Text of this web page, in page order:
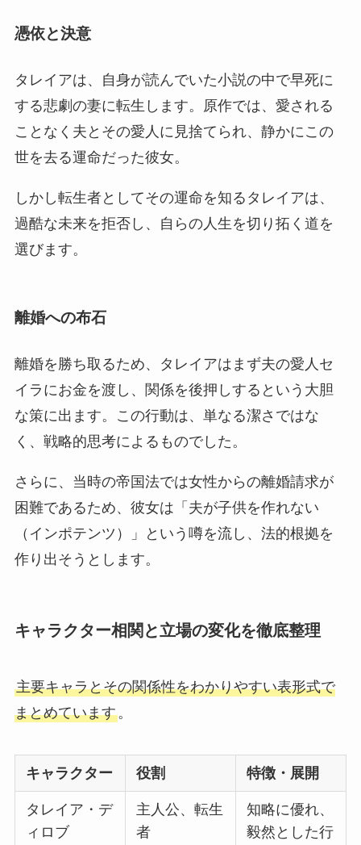
憑依と決意
タレイアは、自身が読んでいた小説の中で早死に
する悲劇の妻に転生します。原作では、愛される
ことなく夫とその愛人に見捨てられ、静かにこの
世を去る運命だった彼女。
しかし転生者としてその運命を知るタレイアは、
過酷な未来を拒否し、自らの人生を切り拓く道を
選びます。
離婚への布石
離婚を勝ち取るため、タレイアはまず夫の愛人セ
イラにお金を渡し、関係を後押しするという大胆
な策に出ます。この行動は、単なる潔さではな
く、戦略的思考によるものでした。
さらに、当時の帝国法では女性からの離婚請求が
困難であるため、彼女は「夫が子供を作れない
（インポテンツ）」という噂を流し、法的根拠を
作り出そうとします。
キャラクター相関と立場の変化を徹底整理
主要キャラとその関係性をわかりやすい表形式で
まとめています。
キャラクター 役割 特徴・展開
タレイア・デ
ィロブ
主人公、転生
者
知略に優れ、
毅然とした行